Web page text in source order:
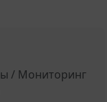
/ Мониторинг